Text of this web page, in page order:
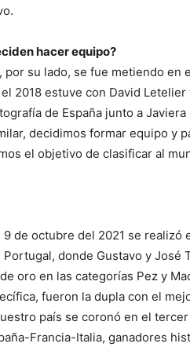
hacer equipo?
por su lado, se fue metiendo
2018 estuve con David
de España junto a
decidimos formar equipo y
el objetivo de clasificar al
de octubre del 2021 se realizó
Portugal, donde Gustavo y
oro en las categorías Pez y
fueron la dupla con el
país se coronó en el
Francia-Italia, ganadores